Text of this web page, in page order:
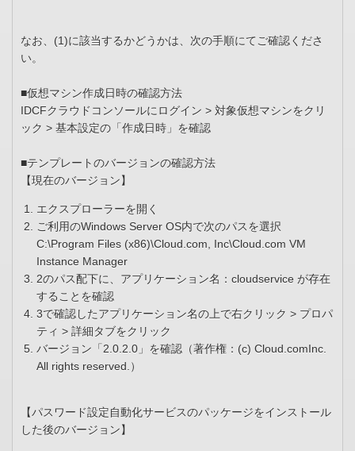
なお、(1)に該当するかどうかは、次の手順にてご確認くださ
い。
■仮想マシン作成日時の確認方法
IDCFクラウドコンソールにログイン > 対象仮想マシンをクリ
ック > 基本設定の「作成日時」を確認
■テンプレートのバージョンの確認方法
【現在のバージョン】
エクスプローラーを開く
ご利用のWindows Server OS内で次のパスを選択
C:\Program Files (x86)\Cloud.com, Inc\Cloud.com VM
Instance Manager
2のパス配下に、アプリケーション名：cloudservice が存在
することを確認
3で確認したアプリケーション名の上で右クリック > プロパ
ティ > 詳細タブをクリック
バージョン「2.0.2.0」を確認（著作権：(c) Cloud.comInc.
All rights reserved.）
【パスワード設定自動化サービスのパッケージをインストール
した後のバージョン】